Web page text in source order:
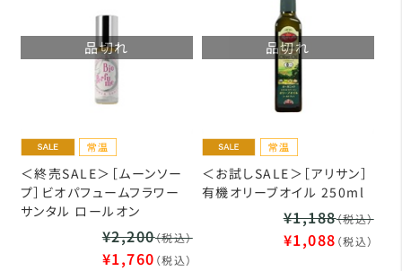
品切れ
＜終売SALE＞［ムーンソー
プ］ビオパフュームフラワー
サンタル ロールオン
¥2,200（税込）
¥1,760 （税込）
品切れ
＜お試しSALE＞［アリサン］
有機オリーブオイル 250ml
¥1,188（税込）
¥1,088 （税込）